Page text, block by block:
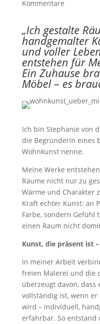
Kommentare
„Ich gestalte
handgemalter
und voller
entstehen für
Ein Zuhause
Möbel – es
Ich bin Stephanie von
die Begründerin eines
Wohnkunst nenne.
Meine Werke
Räume nicht nur zu
Wärme und Charakter
Kraft echter Kunst: an
Farbe, sondern Gefühl
einen Raum nicht
Kunst, die präsent ist
In meiner Arbeit
freien Malerei und die
überzeugt davon, dass
vollständig ist, wenn
wird – individuell,
erfahrbar. So entstand